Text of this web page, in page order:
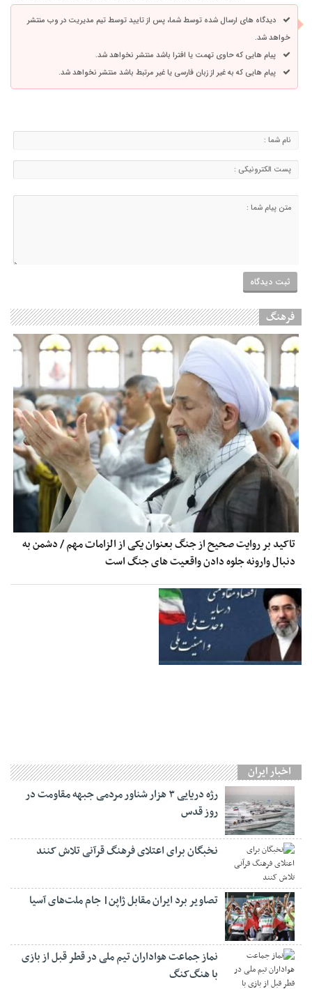
دیدگاه های ارسال شده توسط شما، پس از تایید توسط تیم مدیریت در وب منتشر
خواهد شد.
پیام هایی که حاوی تهمت یا افترا باشد منتشر نخواهد شد.
پیام هایی که به غیر از زبان فارسی یا غیر مرتبط باشد منتشر نخواهد شد.
فرهنگ
تاکید بر روایت صحیح از جنگ بعنوان یکی از الزامات مهم / دشمن به
دنبال وارونه جلوه دادن واقعیت های جنگ است
اخبار ایران
رژه دریایی ۳ هزار شناور مردمی جبهه مقاومت در
روز قدس
نخبگان برای اعتلای فرهنگ قرآنی تلاش کنند
تصاویر برد ایران مقابل ژاپن| جام ملت‌های آسیا
نماز جماعت هواداران تیم ملی در قطر قبل از بازی
با هنگ‌کنگ